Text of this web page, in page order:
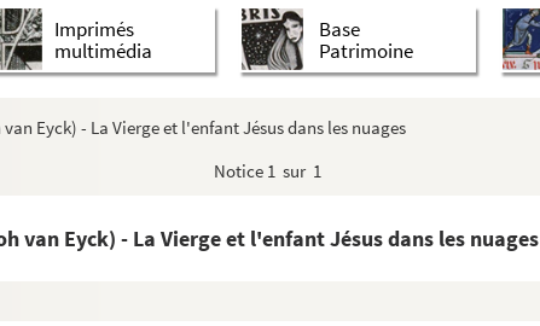
Imprimés
multimédia
Base
Patrimoine
Eyck) - La Vierge et l'enfant Jésus dans les nuages
Notice 1 sur 1
van Eyck) - La Vierge et l'enfant Jésus dans les nuages
of the madona del Sacco
of the madona del Sacco